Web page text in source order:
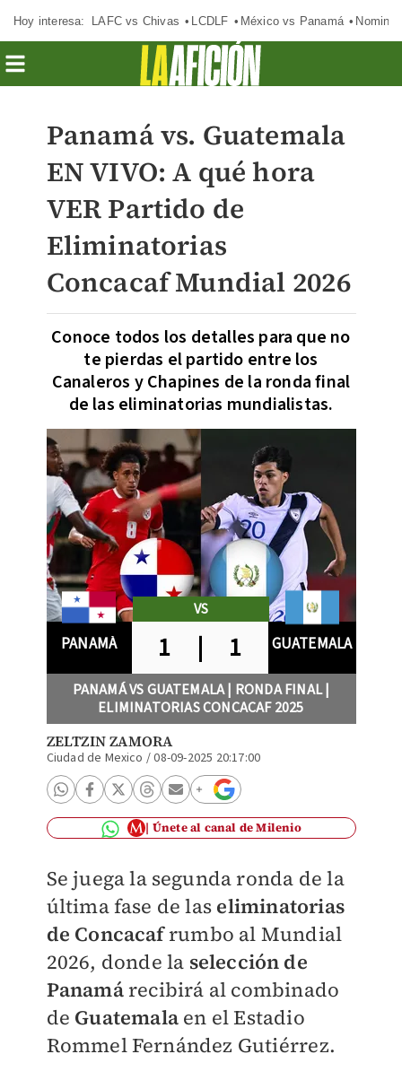
Hoy interesa: LAFC vs Chivas LCDLF México vs Panamá
Panamá vs. Guatemala
EN VIVO: A qué hora
VER Partido de
Eliminatorias
Concacaf Mundial 2026
Conoce todos los detalles para que no
te pierdas el partido entre los
Canaleros y Chapines de la ronda final
de las eliminatorias mundialistas.
VS
PANAMÁ 1 | 1 GUATEMALA
PANAMÁ VS GUATEMALA | RONDA FINAL |
ELIMINATORIAS CONCACAF 2025
ZELTZIN ZAMORA
Ciudad de Mexico /08-09-2025 20:17:00
Únete al canal de Milenio
Se juega la segunda ronda de la
última fase de las eliminatorias
de Concacafrumbo al Mundial
2026, donde la selección de
Panamárecibirá al combinado
de Guatemala en el Estadio
Rommel Fernández Gutiérrez.